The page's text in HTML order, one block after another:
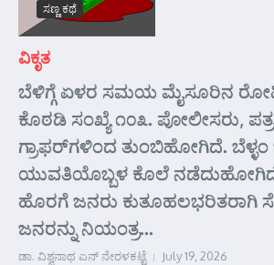
ಸಣ್ಣ ಕಥೆ
ವಿಕೃತ
ಬೆಳಿಗ್ಗೆ ಏಳರ ಸಮಯ ಮೈಸೂರಿನ
ಕೊಠಡಿ ಸಂಖ್ಯೆ ೧೦೩. ಪೋಲೀಸರು,
ಗ್ರಾಫರ್‌ಗಳಿಂದ ತುಂಬಿಹೋಗಿದೆ. ಬೆಳ್ಳಂ
ಯುವತಿಯೊಬ್ಬಳ ಕೊಲೆ
ಹೊರಗೆ ಜನರು ಕುತೂಹಲಭರಿತರಾಗಿ
ಜನರನ್ನು ನಿಯಂತ್ರ...
ಡಾ. ವಿಶ್ವನಾಥ ಎನ್ ನೇರಳಕಟ್ಟೆ July 19, 2026